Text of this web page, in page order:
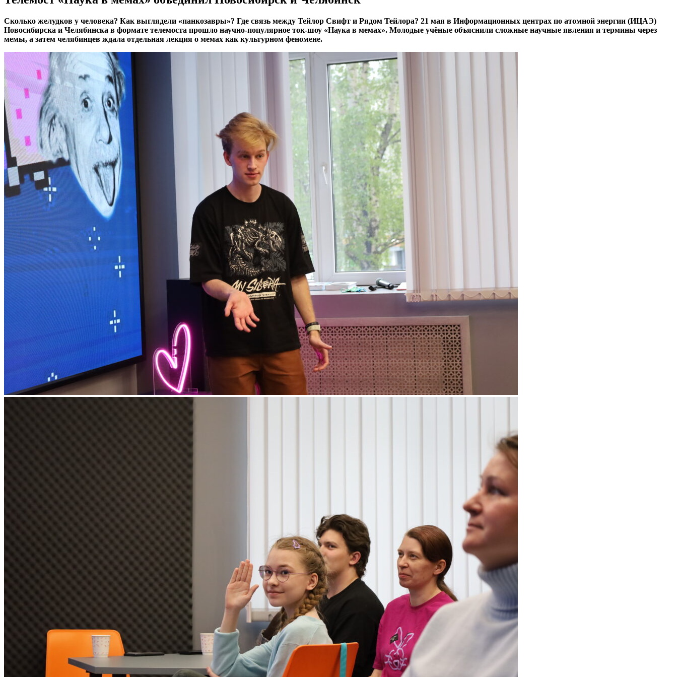
Сколько желудков у человека? Как выглядели «панкозавры»? Где связь между Тейлор Свифт и Рядом Тейлора? 21 мая в Информационных центрах по атомной энергии (ИЦАЭ)
Новосибирска и Челябинска в формате телемоста прошло научно-популярное ток-шоу «Наука в мемах». Молодые учёные объяснили сложные научные явления и термины через
мемы, а затем челябинцев ждала отдельная лекция о мемах как культурном феномене.